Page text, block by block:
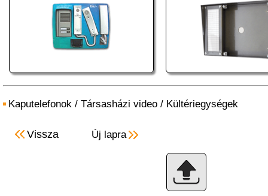
Kaputelefonok / Társasházi video / Kültériegységek
Vissza Új lapra